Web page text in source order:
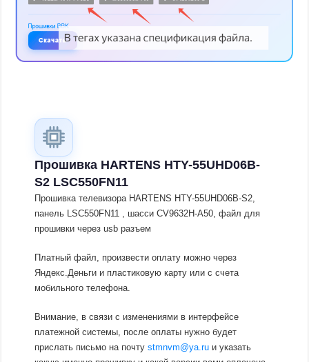
Прошивка HARTENS HTY-55UHD06B-
S2 LSC550FN11
Прошивка телевизора HARTENS HTY-55UHD06B-S2,
панель LSC550FN11 , шасси CV9632H-A50, файл для
прошивки через usb разъем
Платный файл, произвести оплату можно через
Яндекс.Деньги и пластиковую карту или с счета
мобильного телефона.
Внимание, в связи с изменениями в интерфейсе
платежной системы, после оплаты нужно будет
прислать письмо на почтуstmnvm@ya.ru и указать